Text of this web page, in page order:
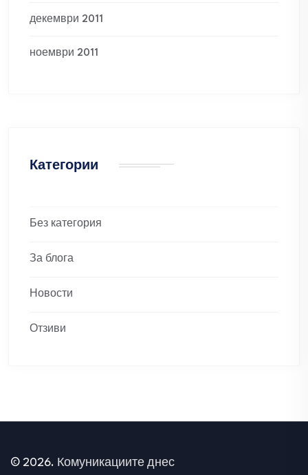
декември 2011
ноември 2011
Категории
Без категория
За блога
Новости
Отзиви
© 2026. Комуникациите днес